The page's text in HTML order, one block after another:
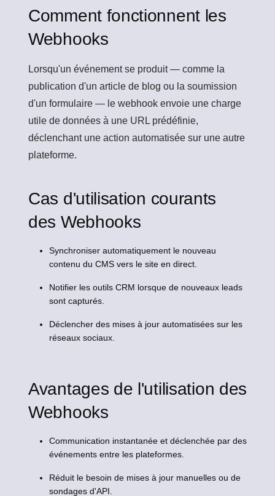
Comment fonctionnent les
Webhooks
Lorsqu'un événement se produit — comme la
publication d'un article de blog ou la soumission
d'un formulaire — le webhook envoie une charge
utile de données à une URL prédéfinie,
déclenchant une action automatisée sur une autre
plateforme.
Cas d'utilisation courants
des Webhooks
Synchroniser automatiquement le nouveau
contenu du CMS vers le site en direct.
Notifier les outils CRM lorsque de nouveaux leads
sont capturés.
Déclencher des mises à jour automatisées sur les
réseaux sociaux.
Avantages de l'utilisation des
Webhooks
Communication instantanée et déclenchée par des
événements entre les plateformes.
Réduit le besoin de mises à jour manuelles ou de
sondages d'API.